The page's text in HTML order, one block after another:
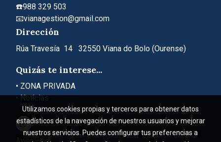
☎️988 329 503
📧vianagestion@gmail.com
Dirección
Rúa Travesía 14 32550 Viana do Bolo (Ourense)
Quizás te interese...
• ZONA PRIVADA
• Noticias
Utilizamos cookies propias y terceros para obtener datos
estadísticos de la navegación de nuestros usuarios y mejorar
nuestros servicios. Puedes configurar tus preferencias a